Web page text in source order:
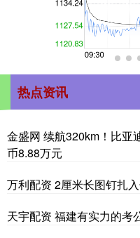
热点资讯
金盛网 续航320km！比亚
币8.88万元
万利配资 2厘米长图钉扎
天宇配资 福建有实力的考